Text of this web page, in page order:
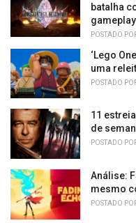
batalha
gameplay
POSTADO
‘Lego
uma
POSTADO
11
de
POSTADO
Análise:
mesmo
POSTADO